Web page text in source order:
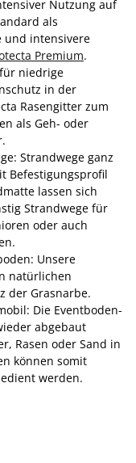
Nutzung auf
als
und intensivere
Premium.
niedrige
in der
Rasengitter zum
als Geh- oder
Strandwege ganz
Befestigungsprofil
lassen sich
Strandwege für
oder auch
Unsere
natürlichen
der Grasnarbe.
Die Eventboden-
abgebaut
Rasen oder Sand in
können somit
werden.